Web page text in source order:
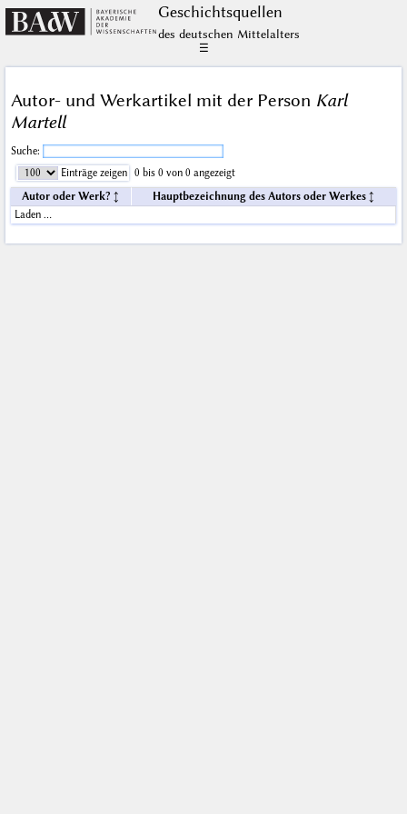
Geschichts­quellen
des deutschen Mittelalters
☰
Autor- und Werkartikel mit der Person Karl
Martell
Suche:
Einträge zeigen
0 bis 0 von 0 angezeigt
Autor oder Werk?
Hauptbezeichnung des Autors oder Werkes
Laden …